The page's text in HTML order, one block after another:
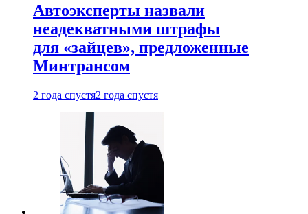
Автоэксперты назвали
неадекватными штрафы
для «зайцев», предложенные
Минтрансом
2 года спустя2 года спустя